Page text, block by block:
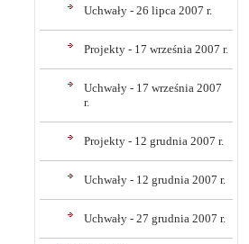
Uchwały - 26 lipca 2007 r.
Projekty - 17 września 2007 r.
Uchwały - 17 września 2007
r.
Projekty - 12 grudnia 2007 r.
Uchwały - 12 grudnia 2007 r.
Uchwały - 27 grudnia 2007 r.